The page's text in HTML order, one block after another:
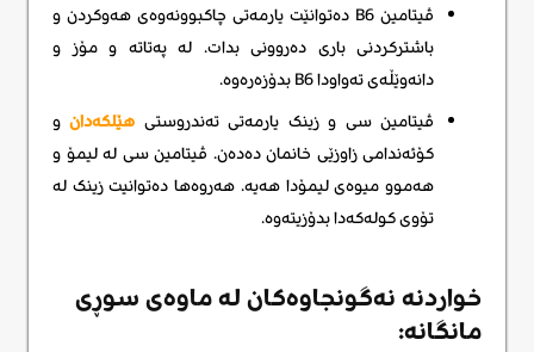
ڤیتامین B6 دەتوانێت یارمەتی چاکبوونەوەی هەوکردن و
باشترکردنی باری دەروونی بدات. لە پەتاتە و مۆز و
دانەوێڵەی تەواودا B6 بدۆزەرەوە.
ڤیتامین سی و زینک یارمەتی تەندروستی هێلکەدانو
کۆئەندامی زاوزێی خانمان دەدەن. ڤیتامین سی لە لیمۆ و
هەموو میوەی لیمۆدا هەیە. هەروەها دەتوانیت زینک لە
تۆوی کولەکەدا بدۆزیتەوە.
خواردنە نەگونجاوەکان لە ماوەی سوڕی
مانگانە: